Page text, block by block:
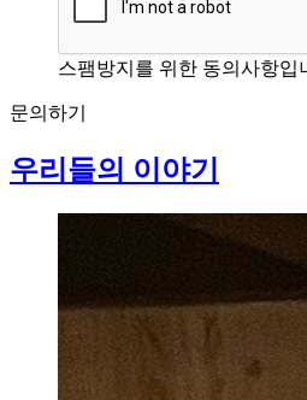
스팸방지를 위한 동의사항입
문의하기
우리들의 이야기